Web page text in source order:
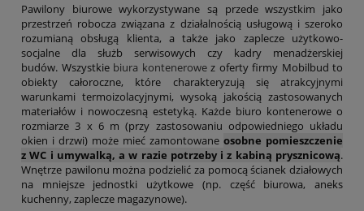
Pawilony biurowe wykorzystywane są przede wszystkim jako
przestrzeń robocza związana z działalnością usługową i szeroko
rozumianą obsługą klienta, a także jako zaplecze użytkowo-
socjalne dla służb serwisowych czy kadry menadżerskiej
budów. Wszystkie biura kontenerowez oferty firmy Mobilbud to
obiekty całoroczne, które charakteryzują się atrakcyjnymi
warunkami termoizolacyjnymi, wysoką jakością zastosowanych
materiałów i nowoczesną estetyką. Każde biuro kontenerowe o
rozmiarze 3 x 6 m (przy zastosowaniu odpowiedniego układu
okien i drzwi) może mieć zamontowane osobne pomieszczenie
z WC i umywalką, a w razie potrzeby i z kabiną prysznicową.
Wnętrze pawilonu można podzielić za pomocą ścianek działowych
na mniejsze jednostki użytkowe (np. część biurowa, aneks
kuchenny, zaplecze magazynowe).